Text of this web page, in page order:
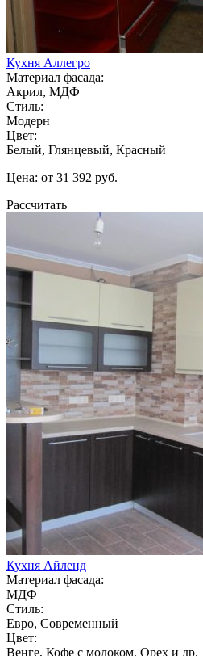
Кухня Аллегро
Материал фасада:
Акрил, МДФ
Стиль:
Модерн
Цвет:
Белый, Глянцевый, Красный
Цена: от 31 392 руб.
Рассчитать
Кухня Айленд
Материал фасада:
МДФ
Стиль:
Евро, Современный
Цвет:
Венге, Кофе с молоком, Орех и др.